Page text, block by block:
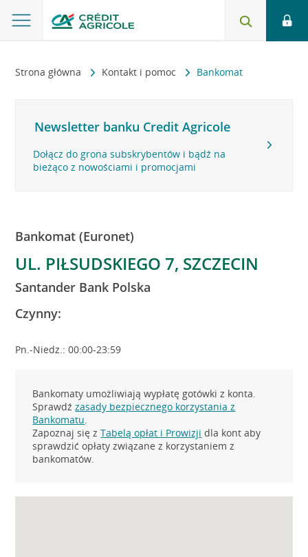
Strona główna Kontakt i pomoc Bankomat
Newsletter banku Credit Agricole
Dołącz do grona subskrybentów i bądź na
bieżąco z nowościami i promocjami
Bankomat (Euronet)
UL. PIŁSUDSKIEGO 7, SZCZECIN
Santander Bank Polska
Czynny:
Pn.-Niedz.: 00:00-23:59
Bankomaty umożliwiają wypłatę gotówki z konta.
Sprawdźzasady bezpiecznego korzystania z
Bankomatu.
Zapoznaj się zTabelą opłat i Prowizji dla kont aby
sprawdzić opłaty związane z korzystaniem z
bankomatów.